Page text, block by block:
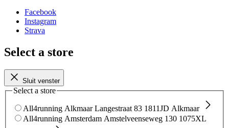
Facebook
Instagram
Strava
Select a store
Sluit venster
Select a store
All4running Alkmaar Langestraat 83 1811JD Alkmaar
All4running Amsterdam Amstelveenseweg 130 1075XL